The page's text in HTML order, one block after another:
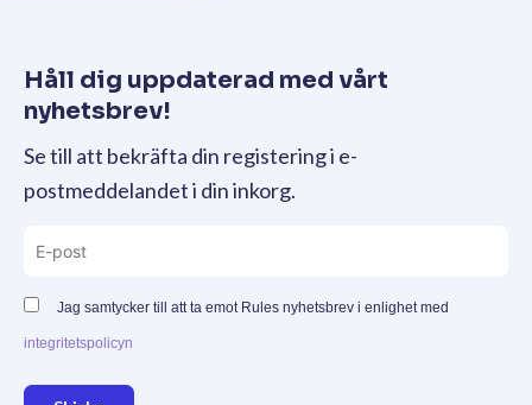
Håll dig uppdaterad med vårt
nyhetsbrev!
Se till att bekräfta din registering i e-
postmeddelandet i din inkorg.
Jag samtycker till att ta emot Rules nyhetsbrev i enlighet med
integritetspolicyn